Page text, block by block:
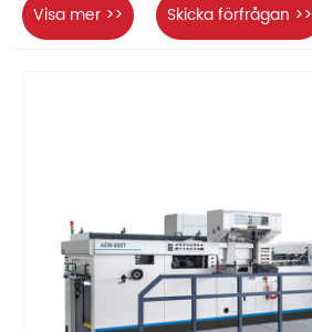
Visa mer >> Skicka förfrågan >>